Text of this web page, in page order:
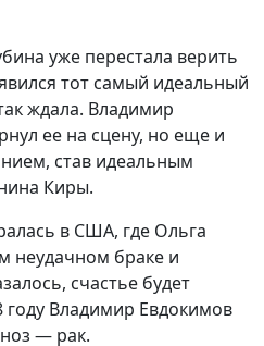
уже перестала верить
тот самый идеальный
ждала. Владимир
ее на сцену, но еще и
став идеальным
Киры.
в США, где Ольга
неудачном браке и
счастье будет
году Владимир Евдокимов
— рак.